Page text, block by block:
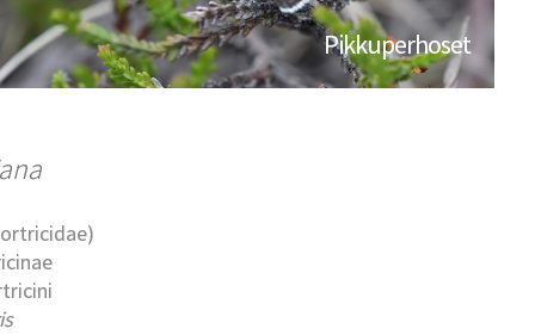
Pikkuperhoset